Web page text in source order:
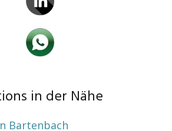
in der Nähe
Bartenbach